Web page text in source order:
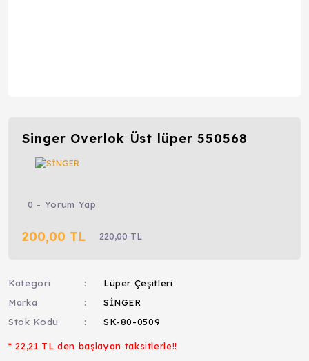
Singer Overlok Üst lüper 550568
0 - Yorum Yap
200,00 TL 220,00 TL
Kategori
Lüper Çeşitleri
Marka
SİNGER
Stok Kodu
SK-80-0509
* 22,21 TL den başlayan taksitlerle!!